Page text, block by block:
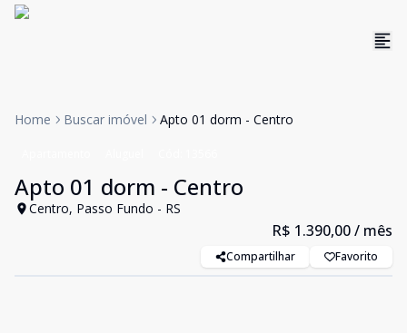
Home Buscar imóvel Apto 01 dorm - Centro
Apto 01 dorm - Centro
Centro, Passo Fundo - RS
R$ 1.390,00/ mês
Compartilhar Favorito